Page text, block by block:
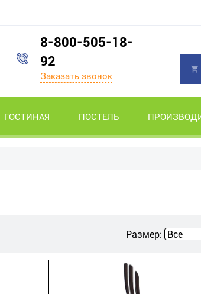
8-800-505-18-
92
Заказать звонок
ГОСТИНАЯ ПОСТЕЛЬ
Размер: